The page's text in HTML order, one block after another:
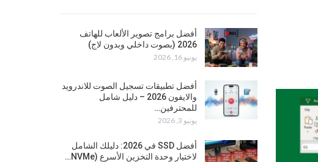
أفضل برامج تصوير الألعاب للهاتف
2026 (بصوت داخلي وبدون لاج)
يونيو 16, 2026
أفضل تطبيقات تسجيل الصوت للاندرويد
والايفون 2026 – دليل شامل
للمحترفين…
يونيو 3, 2026
أفضل SSD في 2026: دليلك الشامل
لاختيار وحدة التخزين الأسرع (NVMe…